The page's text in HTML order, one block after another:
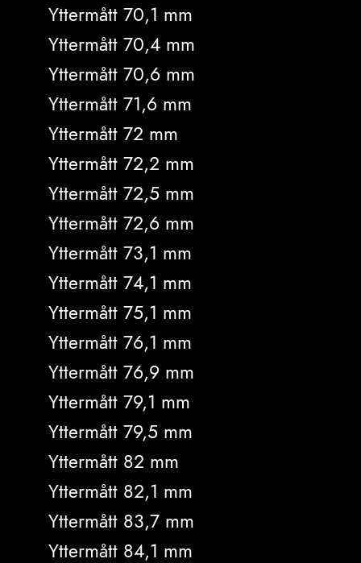
Yttermått 70,1 mm
Yttermått 70,4 mm
Yttermått 70,6 mm
Yttermått 71,6 mm
Yttermått 72 mm
Yttermått 72,2 mm
Yttermått 72,5 mm
Yttermått 72,6 mm
Yttermått 73,1 mm
Yttermått 74,1 mm
Yttermått 75,1 mm
Yttermått 76,1 mm
Yttermått 76,9 mm
Yttermått 79,1 mm
Yttermått 79,5 mm
Yttermått 82 mm
Yttermått 82,1 mm
Yttermått 83,7 mm
Yttermått 84,1 mm